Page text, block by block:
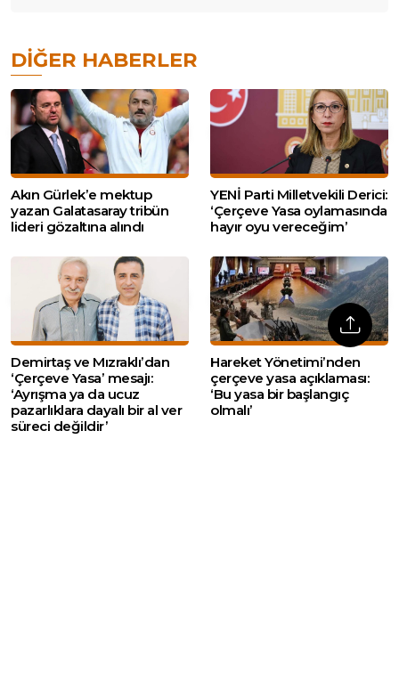
DIĞER HABERLER
Akın Gürlek’e mektup
yazan Galatasaray tribün
lideri gözaltına alındı
YENİ Parti Milletvekili Derici:
‘Çerçeve Yasa oylamasında
hayır oyu vereceğim’
Demirtaş ve Mızraklı’dan
‘Çerçeve Yasa’ mesajı:
‘Ayrışma ya da ucuz
pazarlıklara dayalı bir al ver
süreci değildir’
Hareket Yönetimi’nden
çerçeve yasa açıklaması:
‘Bu yasa bir başlangıç
olmalı’